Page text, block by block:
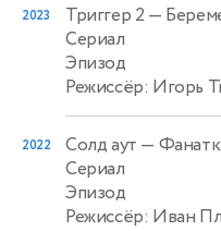
2023 Триггер 2 —
Сериал
Эпизод
Режиссёр: Игорь
2022 Солд аут —
Сериал
Эпизод
Режиссёр: Иван